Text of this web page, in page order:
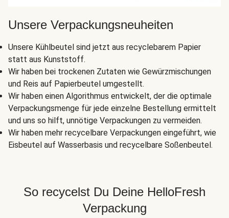
Unsere Verpackungsneuheiten
Unsere Kühlbeutel sind jetzt aus recyclebarem Papier
statt aus Kunststoff.
Wir haben bei trockenen Zutaten wie Gewürzmischungen
und Reis auf Papierbeutel umgestellt.
Wir haben einen Algorithmus entwickelt, der die optimale
Verpackungsmenge für jede einzelne Bestellung ermittelt
und uns so hilft, unnötige Verpackungen zu vermeiden.
Wir haben mehr recycelbare Verpackungen eingeführt, wie
Eisbeutel auf Wasserbasis und recycelbare Soßenbeutel.
So recycelst Du Deine HelloFresh
Verpackung